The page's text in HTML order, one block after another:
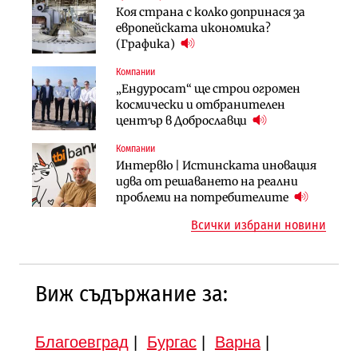
Коя страна с колко допринася за
европейската икономика?
(Графика)
Компании
„Ендуросат“ ще строи огромен
космически и отбранителен
център в Доброславци
Компании
Интервю | Истинската иновация
идва от решаването на реални
проблеми на потребителите
Енергетика
АЕЦ „Козлодуй“ ще работи само още
няколко седмици, ако сушата
Компании
„Хювефарма“ подписа договор за
придобиване на Euroapi Italy
Инфраструктура
АПИ възложи промяната на
парцеларния план за
Финанси
Ипотечното кредитиране в
България продължава да се охлажда
Публични финанси
След 20 години застой: Данъчните
оценки на имотите може да бъдат
Инфраструктура
Вторият мост над Варненското
езеро става част от бъдещата
Всички избрани новини
Виж съдържание за:
Благоевград Бургас| Варна|